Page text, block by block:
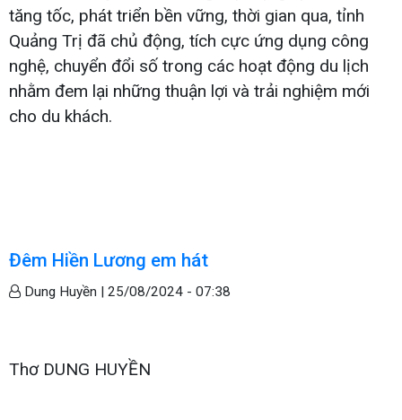
tăng tốc, phát triển bền vững, thời gian qua, tỉnh
Quảng Trị đã chủ động, tích cực ứng dụng công
nghệ, chuyển đổi số trong các hoạt động du lịch
nhằm đem lại những thuận lợi và trải nghiệm mới
cho du khách.
Đêm Hiền Lương em hát
Dung Huyền | 25/08/2024 - 07:38
Thơ DUNG HUYỀN